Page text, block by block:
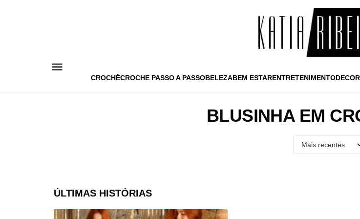
CROCHÊCROCHE PASSO A PASSOBELEZABEM ESTARENTRETENIMENTO
BLUSINHA EM
ÚLTIMAS HISTÓRIAS